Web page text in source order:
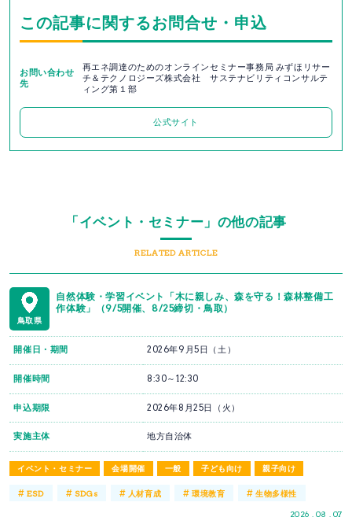
この記事に関するお問合せ・申込
お問い合わせ
先
再エネ調達のためのオンラインセミナー事務局 みずほリサー
チ＆テクノロジーズ株式会社 サステナビリティコンサルテ
ィング第１部
公式サイト
「イベント・セミナー」の他の記事
RELATED ARTICLE
鳥取県
自然体験・学習イベント「木に親しみ、森を守る！森林整備工
作体験」（9/5開催、8/25締切・鳥取）
イベント・セミナー 会場開催 一般 子ども向け 親子向け
2026 . 08 . 07
開催日・期間 2026年9月5日（土）
開催時間 8:30～12:30
申込期限 2026年8月25日（火）
実施主体 地方自治体
#ESD # SDGs # 人材育成 # 環境教育 #生物多様性